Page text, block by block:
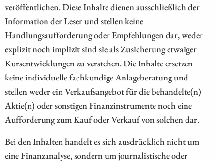
veröffentlichen. Diese Inhalte dienen ausschließlich der
Information der Leser und stellen keine
Handlungsaufforderung oder Empfehlungen dar, weder
explizit noch implizit sind sie als Zusicherung etwaiger
Kursentwicklungen zu verstehen. Die Inhalte ersetzen
keine individuelle fachkundige Anlageberatung und
stellen weder ein Verkaufsangebot für die behandelte(n)
Aktie(n) oder sonstigen Finanzinstrumente noch eine
Aufforderung zum Kauf oder Verkauf von solchen dar.
Bei den Inhalten handelt es sich ausdrücklich nicht um
eine Finanzanalyse, sondern um journalistische oder